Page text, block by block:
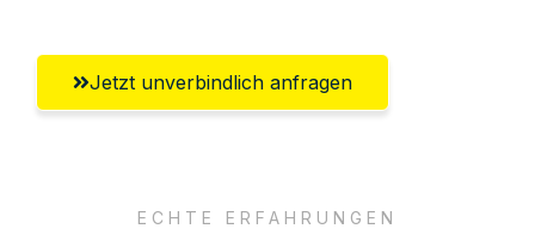
Jetzt unverbindlich anfragen
ECHTE ERFAHRUNGEN